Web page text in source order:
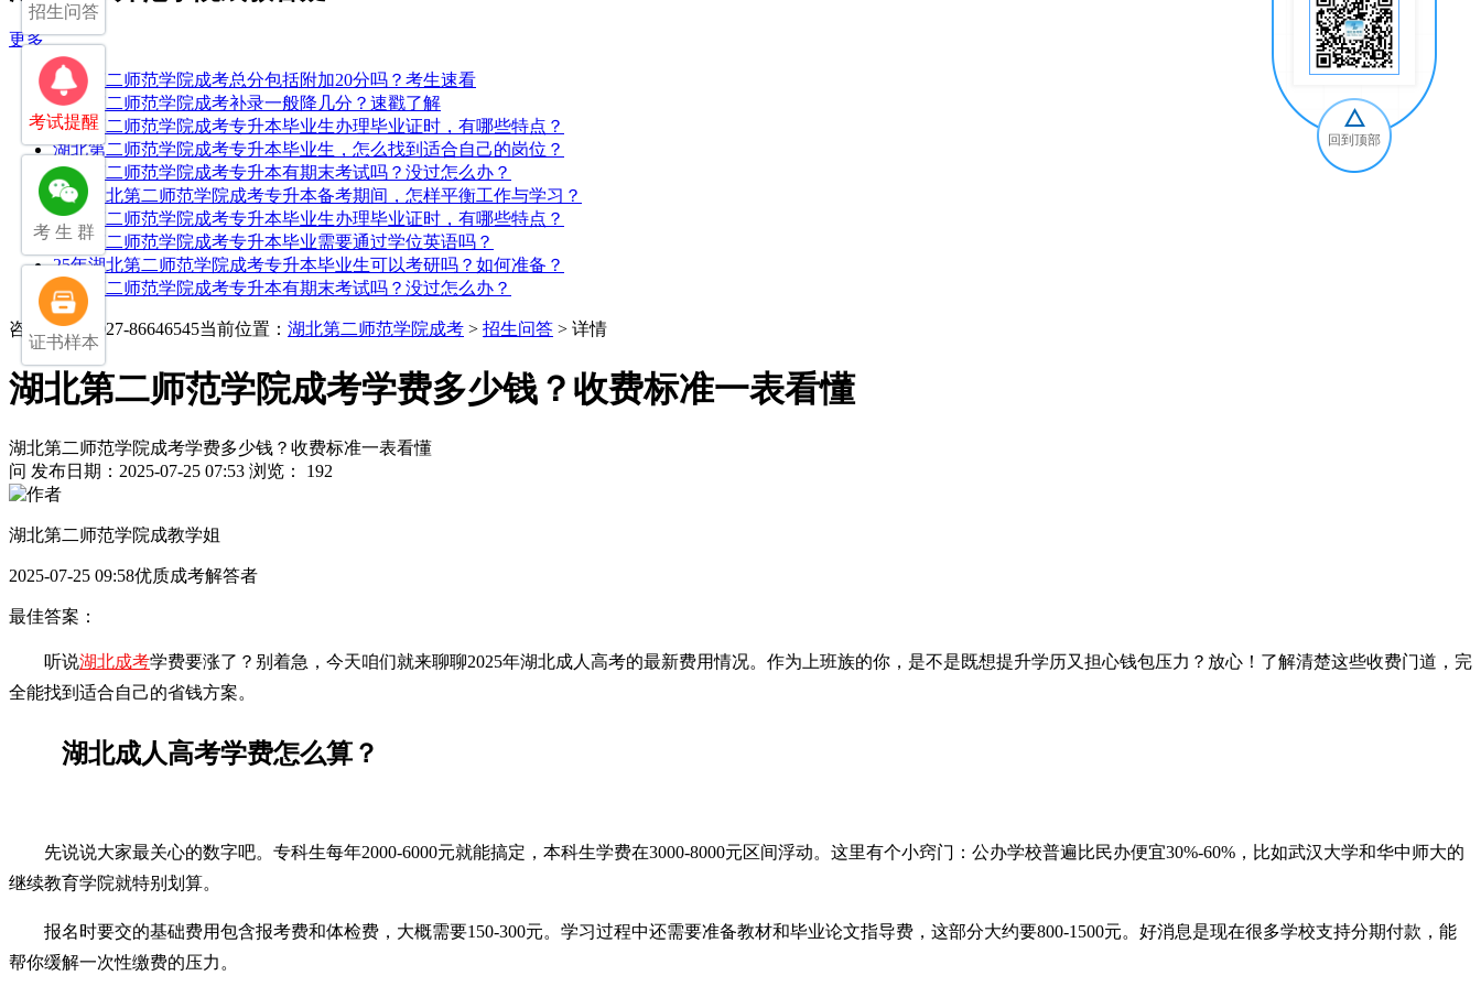
更多
湖北第二师范学院成考总分包括附加20分吗？考生速看
湖北第二师范学院成考补录一般降几分？速戳了解
湖北第二师范学院成考专升本毕业生办理毕业证时，有哪些特点？
湖北第二师范学院成考专升本毕业生，怎么找到适合自己的岗位？
湖北第二师范学院成考专升本有期末考试吗？没过怎么办？
25年湖北第二师范学院成考专升本备考期间，怎样平衡工作与学习？
湖北第二师范学院成考专升本毕业生办理毕业证时，有哪些特点？
湖北第二师范学院成考专升本毕业需要通过学位英语吗？
25年湖北第二师范学院成考专升本毕业生可以考研吗？如何准备？
湖北第二师范学院成考专升本有期末考试吗？没过怎么办？
咨询电话：027-86646545当前位置： 湖北第二师范学院成考 > 招生问答 > 详情
湖北第二师范学院成考学费多少钱？收费标准一表看懂
湖北第二师范学院成考学费多少钱？收费标准一表看懂
问 发布日期：2025-07-25 07:53 浏览： 192
湖北第二师范学院成教学姐
2025-07-25 09:58优质成考解答者
最佳答案：
听说湖北成考学费要涨了？别着急，今天咱们就来聊聊2025年湖北成人高考的最新费用情况。作为上班族的你，是不是既想提升学历又担心钱包压力？放心！了解清楚这些收费门道，完
全能找到适合自己的省钱方案。
湖北成人高考学费怎么算？
先说说大家最关心的数字吧。专科生每年2000-6000元就能搞定，本科生学费在3000-8000元区间浮动。这里有个小窍门：公办学校普遍比民办便宜30%-60%，比如武汉大学和华中师大的
继续教育学院就特别划算。
报名时要交的基础费用包含报考费和体检费，大概需要150-300元。学习过程中还需要准备教材和毕业论文指导费，这部分大约要800-1500元。好消息是现在很多学校支持分期付款，能
帮你缓解一次性缴费的压力。
招生问答
考试提醒
考 生 群
证书样本
回到顶部